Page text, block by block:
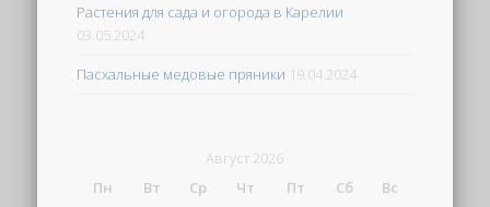
Растения для сада и огорода в Карелии
03.05.2024
Пасхальные медовые пряники 19.04.2024
Август 2026
Пн
Вт Ср Чт Пт Сб Вс